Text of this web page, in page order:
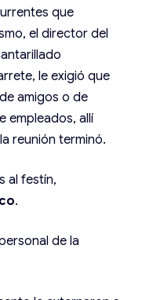
que
el director del
le exigió que
amigos o de
empleados, allí
reunión terminó.
al festín,
.
de la